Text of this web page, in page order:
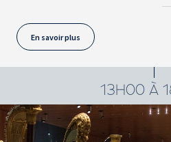
En savoir plus
13H00 À